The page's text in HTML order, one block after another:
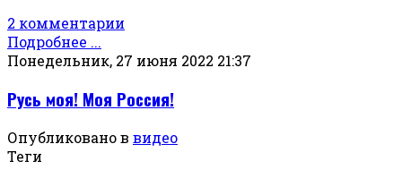
2 комментарии
Подробнее ...
Понедельник, 27 июня 2022 21:37
Русь моя! Моя Россия!
Опубликовано в видео
Теги